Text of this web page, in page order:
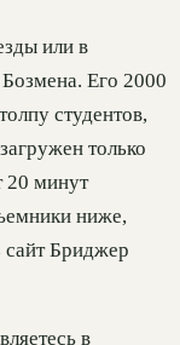
или в
Его 2000
студентов,
только
20 минут
ниже,
сайт Бриджер
в